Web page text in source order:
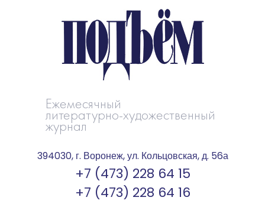
Ежемесячный
литературно-художественный
журнал
394030, г. Воронеж, ул. Кольцовская, д. 56а
+7 (473) 228 64 15
+7 (473) 228 64 16